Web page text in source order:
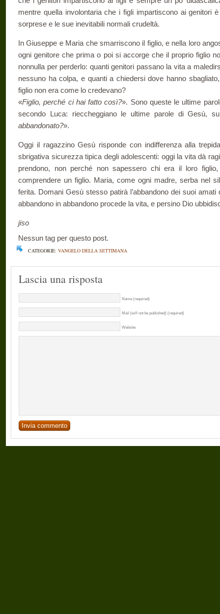
mentre quella in­volontaria che i figli impartiscono ai genitori
sorprese e le sue inevitabili normali crudeltà.
In Giuseppe e Maria che smarriscono il figlio, e nella loro
ogni genitore che prima o poi si accorge che il proprio figlio
nonnulla per perderlo: quanti genitori passano la vita a
nessuno ha colpa, e quanti a chiedersi dove hanno
figlio non era come lo credevano?
«Figlio, perché ci hai fatto così?». Sono queste le ultime
secondo Luca: rieccheggiano le ul­time parole di Gesù,
abbando­nato?».
Oggi il ragazzino Gesù risponde con indifferenza alla
sbrigativa sicurezza tipica degli adolescenti: oggi la vita dà
prendono, non perché non sapessero chi era il loro
comprendere un figlio. Maria, come ogni ma­dre, serba nel
ferita. Domani Gesù stesso patirà l’abbandono dei suoi
abbandono in abbandono procede la vita, e persino Dio
jiso
Nessun tag per questo post.
CATEGORIE: VANGELO DELLA SETTIMANA
Lascia una risposta
Name (required)
Mail (will not be published) (required)
Website